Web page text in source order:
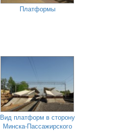
Платформы
Вид платформ в сторону
Минска-Пассажирского